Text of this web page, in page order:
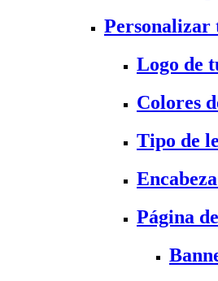
Personalizar
Logo de
Colores
Tipo de
Página